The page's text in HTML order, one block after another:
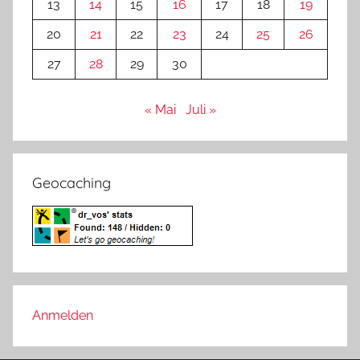
13 14 15 16 17 18
19
20
21 22 23 24 25
26
27
28 29 30
« Mai Juli »
Geocaching
Anmelden